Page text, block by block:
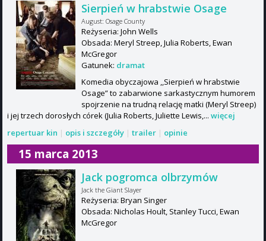
Sierpień w hrabstwie Osage
August: Osage County
Reżyseria: John Wells
Obsada: Meryl Streep, Julia Roberts, Ewan
McGregor
Gatunek: dramat
Komedia obyczajowa ,,Sierpień w hrabstwie
Osage” to zabarwione sarkastycznym humorem
spojrzenie na trudną relację matki (Meryl Streep)
i jej trzech dorosłych córek (Julia Roberts, Juliette Lewis,... więcej
repertuar kin | opis i szczegóły | trailer | opinie
15 marca 2013
Jack pogromca olbrzymów
Jack the Giant Slayer
Reżyseria: Bryan Singer
Obsada: Nicholas Hoult, Stanley Tucci, Ewan
McGregor